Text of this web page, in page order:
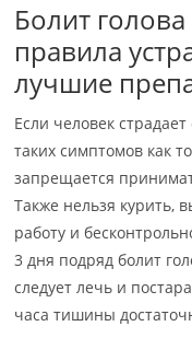
Болит
правила
лучшие
Если человек
таких симптомов как
запрещается
Также нельзя курить,
работу и
3 дня подряд болит
следует лечь и
часа тишины